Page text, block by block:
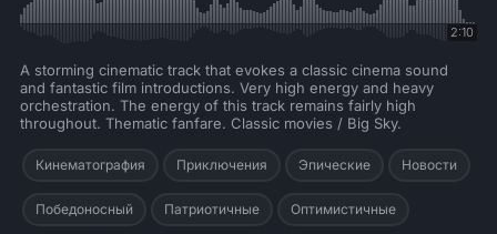
2:10
A storming cinematic track that evokes a classic cinema sound
and fantastic film introductions. Very high energy and heavy
orchestration. The energy of this track remains fairly high
throughout. Thematic fanfare. Classic movies / Big Sky.
Кинематография Приключения Эпические Новости
Победоносный Патриотичные Оптимистичные